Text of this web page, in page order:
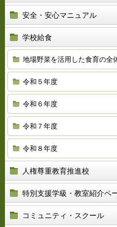
安全・安心マニュアル
学校給食
地場野菜を活用した食育の全
令和５年度
令和６年度
令和７年度
令和８年度
人権尊重教育推進校
特別支援学級・教室紹介ペ
コミュニティ・スクール